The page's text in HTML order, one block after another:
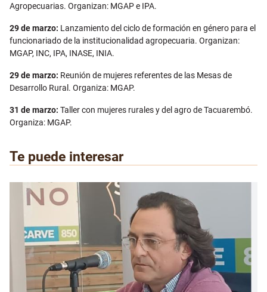
Agropecuarias. Organizan: MGAP e IPA.
29 de marzo: Lanzamiento del ciclo de formación en género para el
funcionariado de la institucionalidad agropecuaria. Organizan:
MGAP, INC, IPA, INASE, INIA.
29 de marzo: Reunión de mujeres referentes de las Mesas de
Desarrollo Rural. Organiza: MGAP.
31 de marzo: Taller con mujeres rurales y del agro de Tacuarembó.
Organiza: MGAP.
Te puede interesar